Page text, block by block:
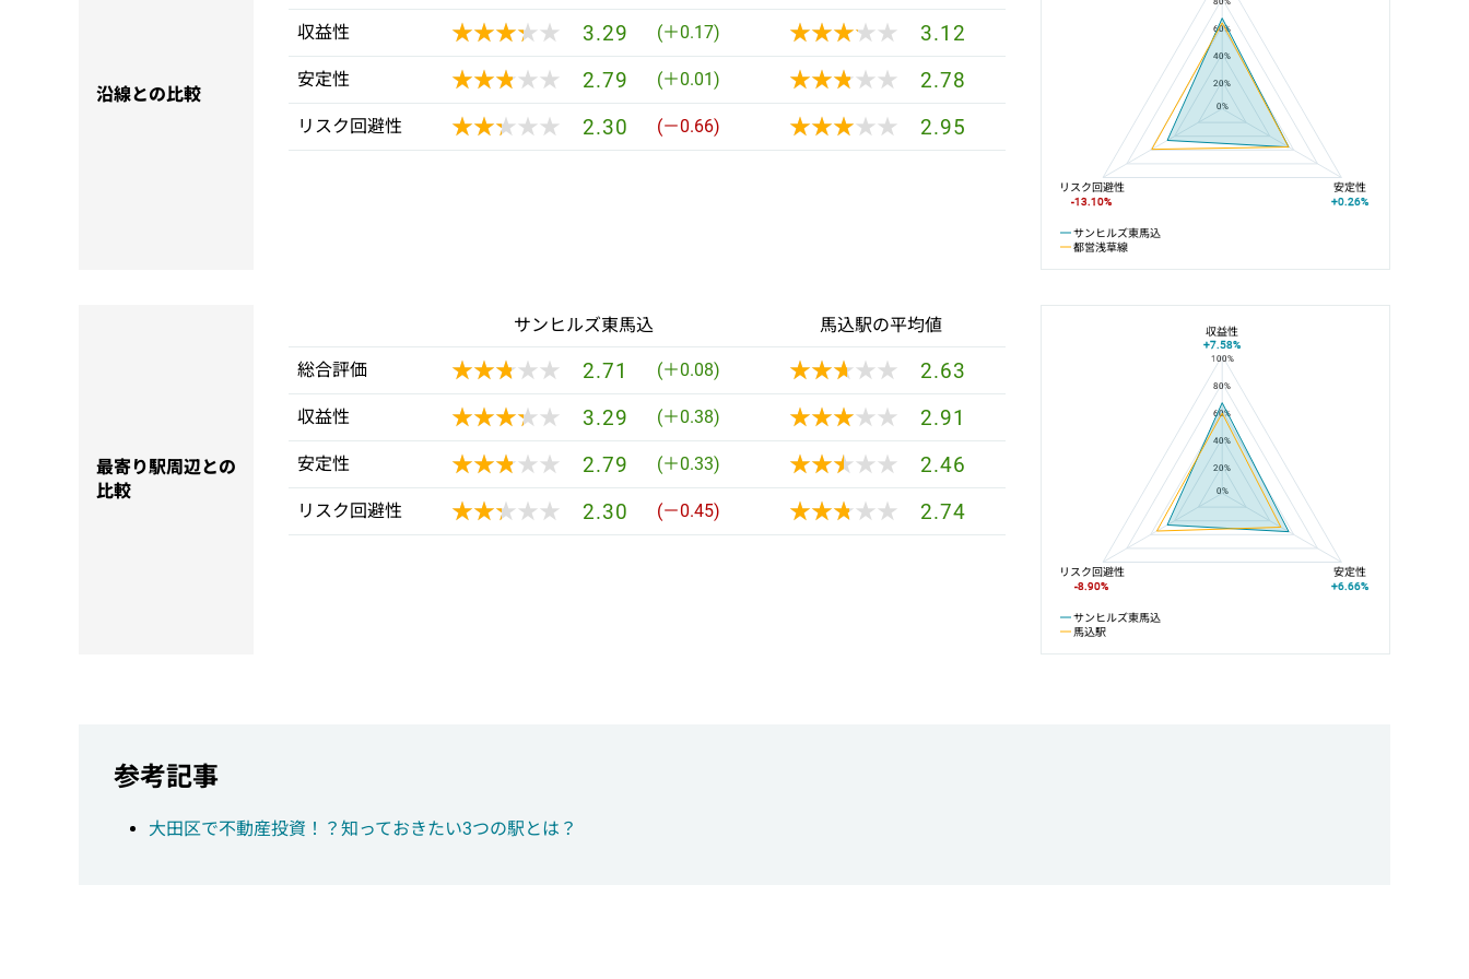
沿線との比較
収益性 ★★★★★
★★★★★ 3.29 (＋0.17) ★★★★★
★★★★★ 3.12
安定性 ★★★★★
★★★★★ 2.79 (＋0.01) ★★★★★
★★★★★ 2.78
リスク回避性 ★★★★★
★★★★★ 2.30 (－0.66) ★★★★★
★★★★★ 2.95
60%
40%
20%
0%
サンヒルズ東馬込
都営浅草線
リスク回避性
-13.10%
安定性
+0.26%
最寄り駅周辺との
比較
サンヒルズ東馬込 馬込駅の平均値
総合評価 ★★★★★
★★★★★ 2.71 (＋0.08) ★★★★★
★★★★★ 2.63
収益性 ★★★★★
★★★★★ 3.29 (＋0.38) ★★★★★
★★★★★ 2.91
安定性 ★★★★★
★★★★★ 2.79 (＋0.33) ★★★★★
★★★★★ 2.46
リスク回避性 ★★★★★
★★★★★ 2.30 (－0.45) ★★★★★
★★★★★ 2.74
サンヒルズ東馬込と馬込駅の平均値の総合評価の比較
100%
80%
60%
40%
20%
0%
サンヒルズ東馬込
馬込駅
収益性
+7.58%
リスク回避性
-8.90%
安定性
+6.66%
参考記事
大田区で不動産投資！？知っておきたい3つの駅とは？